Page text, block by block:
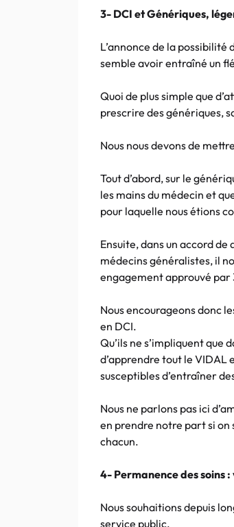
3- DCI et Génériques,
L’annonce de la
semble avoir entraîné un
Quoi de plus simple que
prescrire des génériques,
Nous nous devons de
Tout d’abord, sur le
les mains du médecin et
pour laquelle nous étions
Ensuite, dans un accord
médecins généralistes, il
engagement approuvé
Nous encourageons donc
en DCI.
Qu’ils ne s’impliquent que
d’apprendre tout le VIDAL
susceptibles d’entraîner
Nous ne parlons pas ici
en prendre notre part si on
chacun.
4- Permanence des soins
Nous souhaitions depuis
service public.